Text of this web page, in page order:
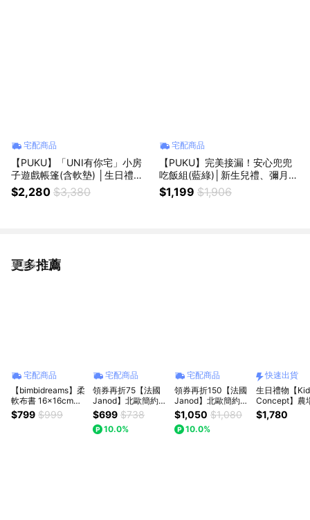
宅配商品
【PUKU】「UNI有你宅」小房
子遊戲帳篷(含軟墊) │生日禮
物、遊戲帳篷、兒童帳篷 │
$2,280 $3,380
宅配商品
【PUKU】完美接漏！安心兜兜
吃飯組(藍綠)│新生兒禮、彌月
禮、周歲禮│
$1,199 $1,906
更多推薦
看更多
宅配商品
【bimbidreams】柔
軟布書 16x16cm｜
嬰兒布書、寶寶布
書、早教布書、五感
$799 $999
宅配商品
領券再折75【法國
Janod】北歐簡約木
玩-螞蟻背樹葉｜疊
疊樂 堆疊玩具 大寶
禮 生日禮
$699 $738
10.0%
宅配商品
領券再折150【法國
Janod】北歐簡約木
玩-螞蟻賽車｜周歲
禮 收涎禮
$1,050 $1,080
10.0%
快速出貨
生日禮物【
Concept】農
小火車｜木製
快速出貨
$1,780